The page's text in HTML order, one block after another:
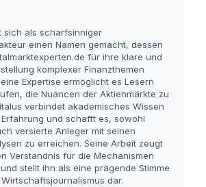
sich als scharfsinniger
einen Namen gemacht, dessen
für ihre klare und
komplexer Finanzthemen
Expertise ermöglicht es Lesern
die Nuancen der Aktienmärkte zu
verbindet akademisches Wissen
und schafft es, sowohl
versierte Anleger mit seinen
zu erreichen. Seine Arbeit zeugt
Verständnis für die Mechanismen
stellt ihn als eine prägende Stimme
dar.